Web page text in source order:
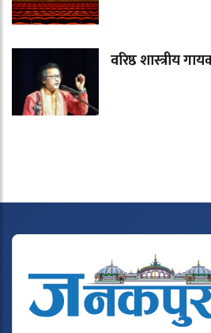
वरिष्ठ शास्त्रीय